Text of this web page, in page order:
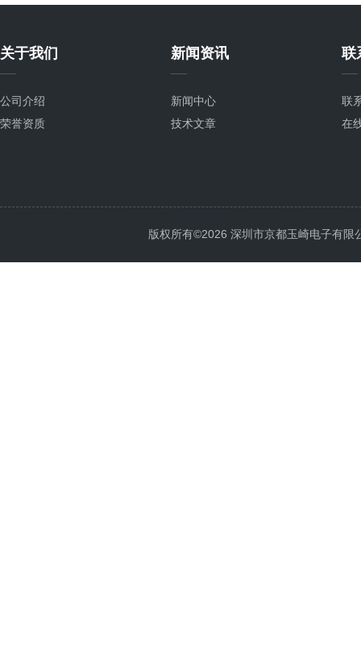
关于我们
公司介绍
荣誉资质
新闻资讯
新闻中心
技术文章
联
联
在
版权所有©2026 深圳市京都玉崎电子有